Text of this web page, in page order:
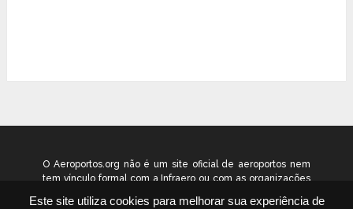
Este site utiliza cookies para melhorar sua experiência de
O Aeroportos.org não é um site oficial de aeroportos nem
tem vínculo formal com a Infraero ou com as organizações
como um guia independente de informação voltado ao